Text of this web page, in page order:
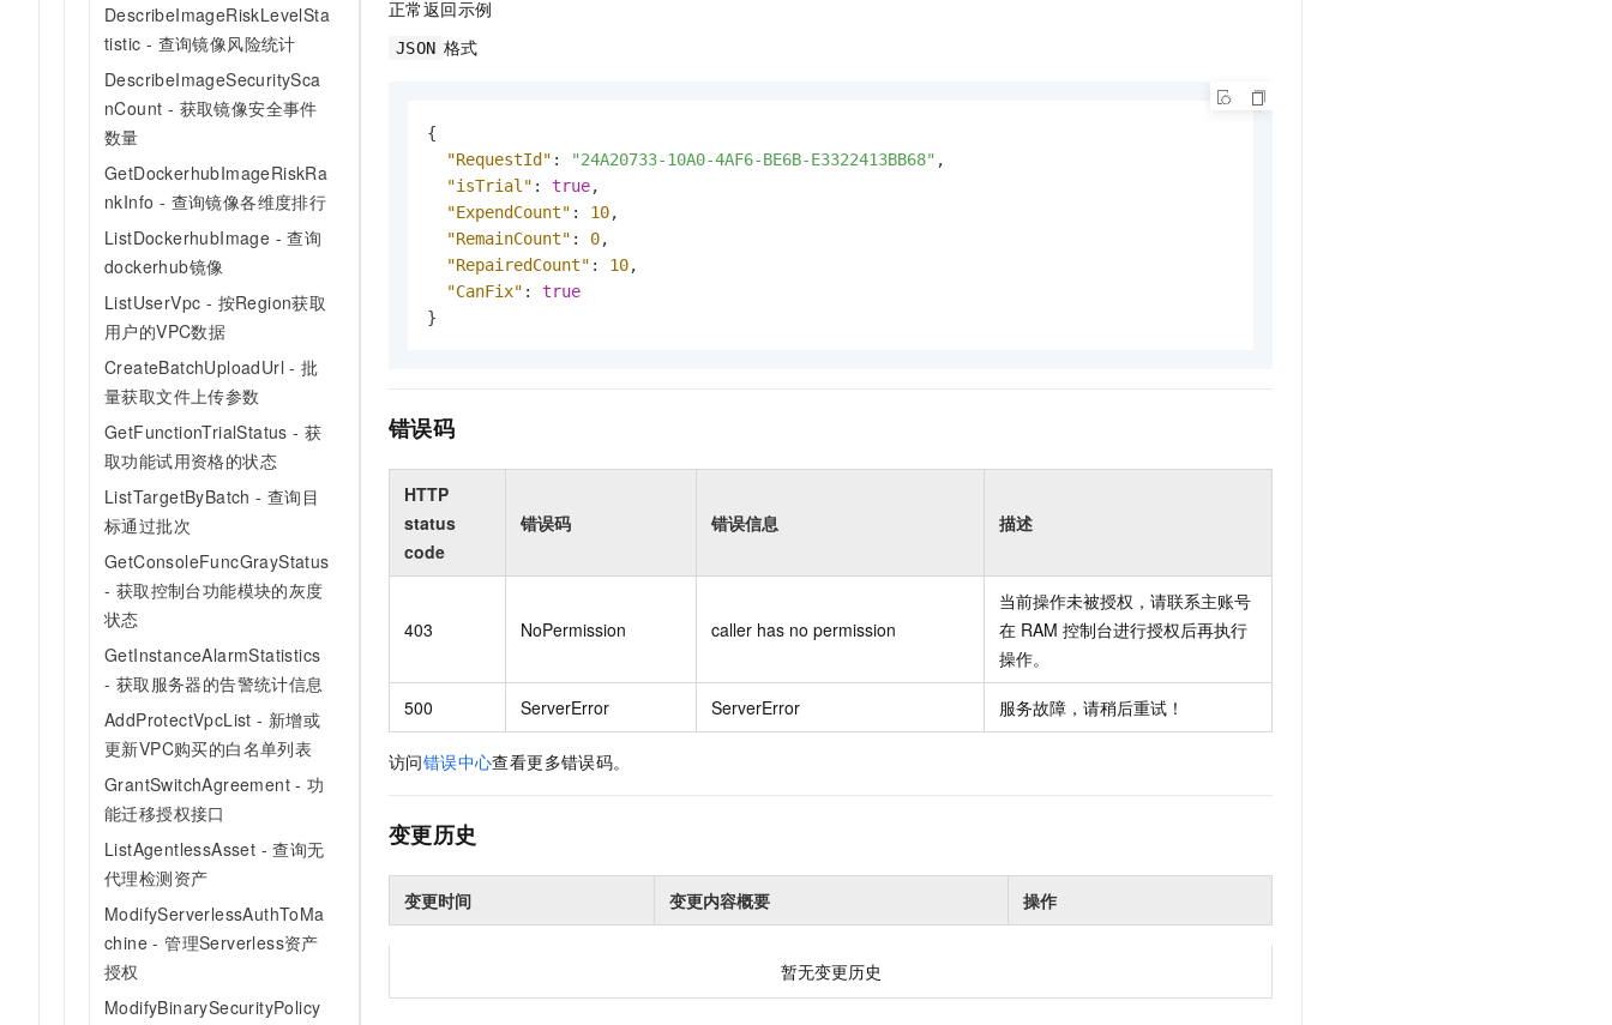
DescribeImageRiskLevelSta
tistic - 查询镜像风险统计
DescribeImageSecuritySca
nCount - 获取镜像安全事件
数量
GetDockerhubImageRiskRa
nkInfo - 查询镜像各维度排行
ListDockerhubImage - 查询
dockerhub镜像
ListUserVpc - 按Region获取
用户的VPC数据
CreateBatchUploadUrl - 批
量获取文件上传参数
GetFunctionTrialStatus - 获
取功能试用资格的状态
ListTargetByBatch - 查询目
标通过批次
GetConsoleFuncGrayStatus
- 获取控制台功能模块的灰度
状态
GetInstanceAlarmStatistics
- 获取服务器的告警统计信息
AddProtectVpcList - 新增或
更新VPC购买的白名单列表
GrantSwitchAgreement - 功
能迁移授权接口
ListAgentlessAsset - 查询无
代理检测资产
ModifyServerlessAuthToMa
chine - 管理Serverless资产
授权
ModifyBinarySecurityPolicy
正常返回示例
JSON 格式
{
"RequestId" : "24A20733-10A0-4AF6-BE6B-E3322413BB68" ,
"isTrial" : true,
"ExpendCount" : 10,
"RemainCount" : 0,
"RepairedCount" : 10,
"CanFix" :
true
}
错误码
HTTP
status
code
错误码 错误信息 描述
403 NoPermission caller has no permission
当前操作未被授权，请联系主账号
在 RAM 控制台进行授权后再执行
操作。
500 ServerError ServerError 服务故障，请稍后重试！
访问错误中心查看更多错误码。
变更历史
变更时间 变更内容概要 操作
暂无变更历史